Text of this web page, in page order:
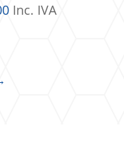
Inc. IVA